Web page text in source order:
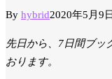
By hybrid2020年5月9日
先日から、7日間ブッ
おります。